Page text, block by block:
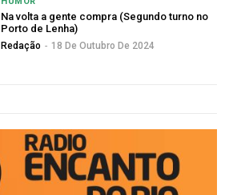
Na volta a gente compra (Segundo turno no
Porto de Lenha)
Redação - 18 De Outubro De 2024